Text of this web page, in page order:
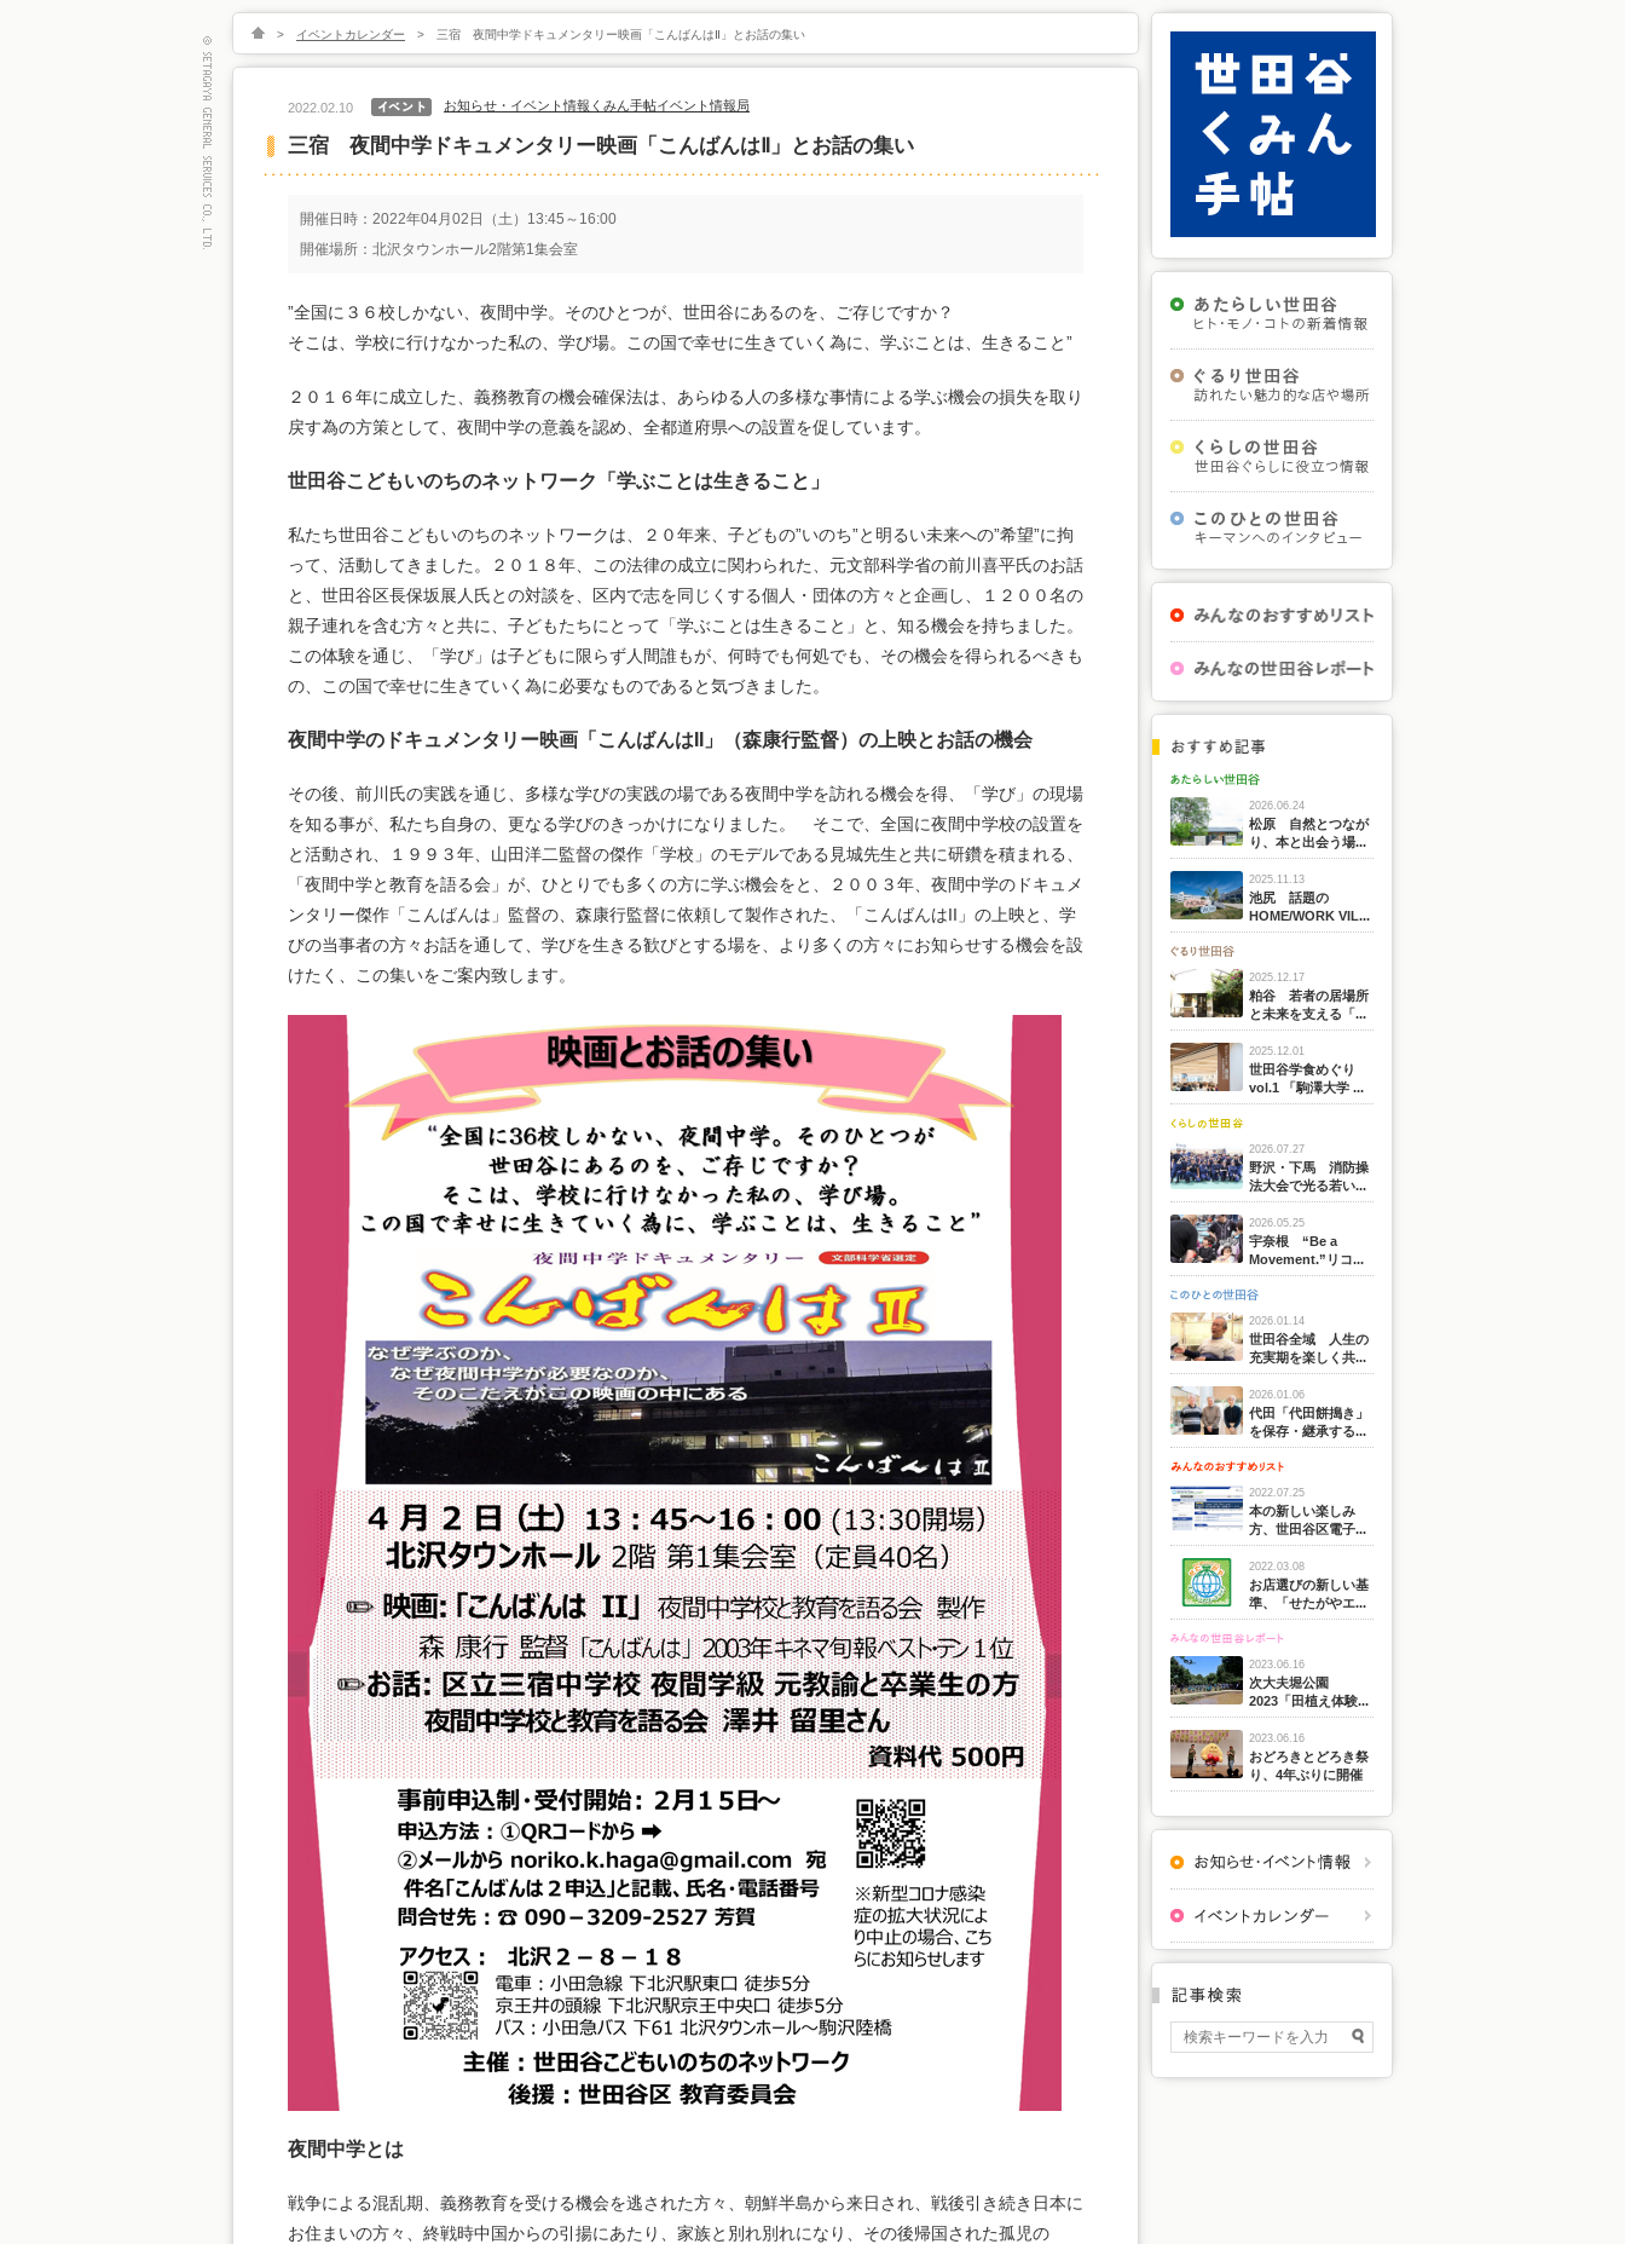
> イベントカレンダー > 三宿 夜間中学ドキュメンタリー映画「こんばんはⅡ」とお話の集い
2022.02.10 お知らせ・イベント情報 くみん手帖イベント情報局
三宿 夜間中学ドキュメンタリー映画「こんばんはⅡ」とお話の集い
開催日時：2022年04月02日（土）13:45～16:00
開催場所：北沢タウンホール2階第1集会室
”全国に３６校しかない、夜間中学。そのひとつが、世田谷にあるのを、ご存じですか？
そこは、学校に行けなかった私の、学び場。この国で幸せに生きていく為に、学ぶことは、生きること”
２０１６年に成立した、義務教育の機会確保法は、あらゆる人の多様な事情による学ぶ機会の損失を取り
戻す為の方策として、夜間中学の意義を認め、全都道府県への設置を促しています。
世田谷こどもいのちのネットワーク「学ぶことは生きること」
私たち世田谷こどもいのちのネットワークは、２０年来、子どもの”いのち”と明るい未来への”希望”に拘
って、活動してきました。２０１８年、この法律の成立に関わられた、元文部科学省の前川喜平氏のお話
と、世田谷区長保坂展人氏との対談を、区内で志を同じくする個人・団体の方々と企画し、１２００名の
親子連れを含む方々と共に、子どもたちにとって「学ぶことは生きること」と、知る機会を持ちました。
この体験を通じ、「学び」は子どもに限らず人間誰もが、何時でも何処でも、その機会を得られるべきも
の、この国で幸せに生きていく為に必要なものであると気づきました。
夜間中学のドキュメンタリー映画「こんばんはII」（森康行監督）の上映とお話の機会
その後、前川氏の実践を通じ、多様な学びの実践の場である夜間中学を訪れる機会を得、「学び」の現場
を知る事が、私たち自身の、更なる学びのきっかけになりました。 そこで、全国に夜間中学校の設置を
と活動され、１９９３年、山田洋二監督の傑作「学校」のモデルである見城先生と共に研鑽を積まれる、
「夜間中学と教育を語る会」が、ひとりでも多くの方に学ぶ機会をと、２００３年、夜間中学のドキュメ
ンタリー傑作「こんばんは」監督の、森康行監督に依頼して製作された、「こんばんはII」の上映と、学
びの当事者の方々お話を通して、学びを生きる歓びとする場を、より多くの方々にお知らせする機会を設
けたく、この集いをご案内致します。
夜間中学とは
戦争による混乱期、義務教育を受ける機会を逃された方々、朝鮮半島から来日され、戦後引き続き日本に
お住まいの方々、終戦時中国からの引揚にあたり、家族と別れ別れになり、その後帰国された孤児の
2026.06.24
松原 自然とつなが
り、本と出会う場...
2025.11.13
池尻 話題の
HOME/WORK VIL...
2025.12.17
粕谷 若者の居場所
と未来を支える「...
2025.12.01
世田谷学食めぐり
vol.1 「駒澤大学 ...
2026.07.27
野沢・下馬 消防操
法大会で光る若い...
2026.05.25
宇奈根 “Be a
Movement.”リコ...
2026.01.14
世田谷全域 人生の
充実期を楽しく共...
2026.01.06
代田「代田餅搗き」
を保存・継承する...
2022.07.25
本の新しい楽しみ
方、世田谷区電子...
2022.03.08
お店選びの新しい基
準、「せたがやエ...
2023.06.16
次大夫堀公園
2023「田植え体験...
2023.06.16
おどろきとどろき祭
り、4年ぶりに開催